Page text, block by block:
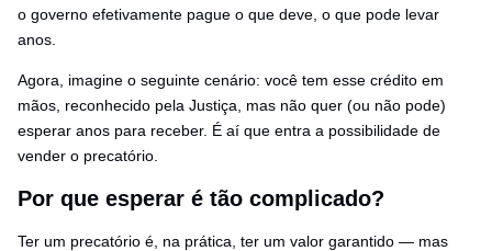
o governo efetivamente pague o que deve, o que pode levar
anos.
Agora, imagine o seguinte cenário: você tem esse crédito em
mãos, reconhecido pela Justiça, mas não quer (ou não pode)
esperar anos para receber. É aí que entra a possibilidade de
vender o precatório.
Por que esperar é tão complicado?
Ter um precatório é, na prática, ter um valor garantido — mas